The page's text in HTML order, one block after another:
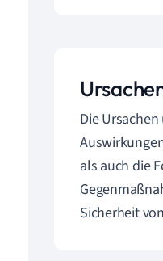
Die
als auch die
Sicherheit